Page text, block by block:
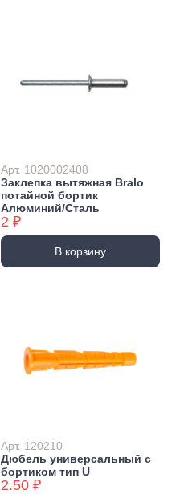
Арт. 1020002408
Заклепка вытяжная Bralo
потайной бортик
Алюминий/Сталь
2 ₽
В корзину
Арт. 120210
Дюбель универсальный с
бортиком тип U
2.50 ₽